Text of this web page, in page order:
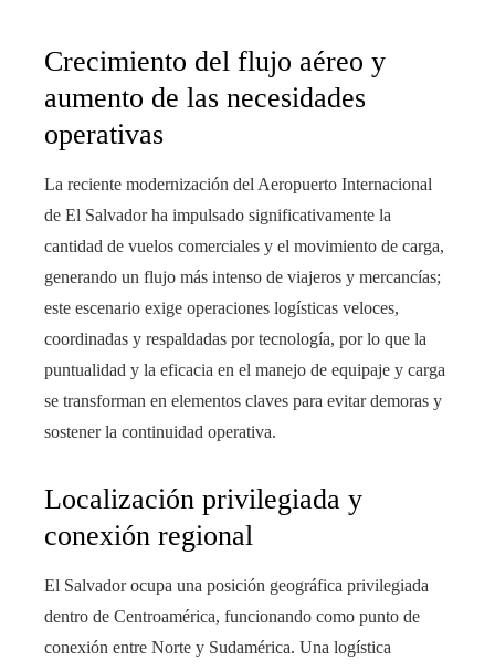
Crecimiento del flujo aéreo y
aumento de las necesidades
operativas
La reciente modernización del Aeropuerto Internacional
de El Salvador ha impulsado significativamente la
cantidad de vuelos comerciales y el movimiento de carga,
generando un flujo más intenso de viajeros y mercancías;
este escenario exige operaciones logísticas veloces,
coordinadas y respaldadas por tecnología, por lo que la
puntualidad y la eficacia en el manejo de equipaje y carga
se transforman en elementos claves para evitar demoras y
sostener la continuidad operativa.
Localización privilegiada y
conexión regional
El Salvador ocupa una posición geográfica privilegiada
dentro de Centroamérica, funcionando como punto de
conexión entre Norte y Sudamérica. Una logística